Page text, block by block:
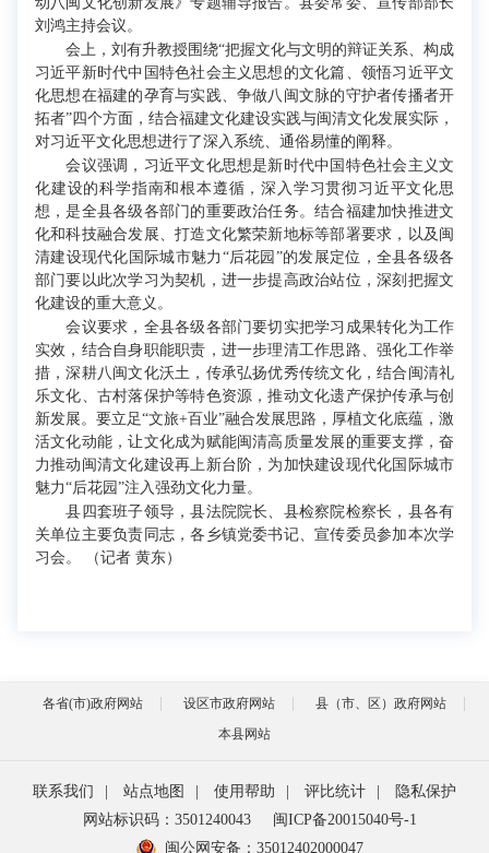
刘鸿主持会议。
会上，刘有升教授围绕“把握文化与文明的辩证关系、构成
习近平新时代中国特色社会主义思想的文化篇、领悟习近平文
化思想在福建的孕育与实践、争做八闽文脉的守护者传播者开
拓者”四个方面，结合福建文化建设实践与闽清文化发展实际，
对习近平文化思想进行了深入系统、通俗易懂的阐释。
会议强调，习近平文化思想是新时代中国特色社会主义文
化建设的科学指南和根本遵循，深入学习贯彻习近平文化思
想，是全县各级各部门的重要政治任务。结合福建加快推进文
化和科技融合发展、打造文化繁荣新地标等部署要求，以及闽
清建设现代化国际城市魅力“后花园”的发展定位，全县各级各
部门要以此次学习为契机，进一步提高政治站位，深刻把握文
化建设的重大意义。
会议要求，全县各级各部门要切实把学习成果转化为工作
实效，结合自身职能职责，进一步理清工作思路、强化工作举
措，深耕八闽文化沃土，传承弘扬优秀传统文化，结合闽清礼
乐文化、古村落保护等特色资源，推动文化遗产保护传承与创
新发展。要立足“文旅+百业”融合发展思路，厚植文化底蕴，激
活文化动能，让文化成为赋能闽清高质量发展的重要支撑，奋
力推动闽清文化建设再上新台阶，为加快建设现代化国际城市
魅力“后花园”注入强劲文化力量。
县四套班子领导，县法院院长、县检察院检察长，县各有
关单位主要负责同志，各乡镇党委书记、宣传委员参加本次学
习会。 （记者 黄东）
各省(市)政府网站 设区市政府网站
县（市、区）政府网站
本县网站
联系我们 站点地图 使用帮助 评比统计
隐私保护
网站标识码：3501240043
闽ICP备20015040号-1
闽公网安备： 35012402000047